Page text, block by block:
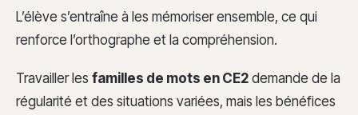
L’élève s’entraîne à les mémoriser ensemble, ce qui
renforce l’orthographe et la compréhension.
Travailler les familles de mots en CE2 demande de la
régularité et des situations variées, mais les bénéfices